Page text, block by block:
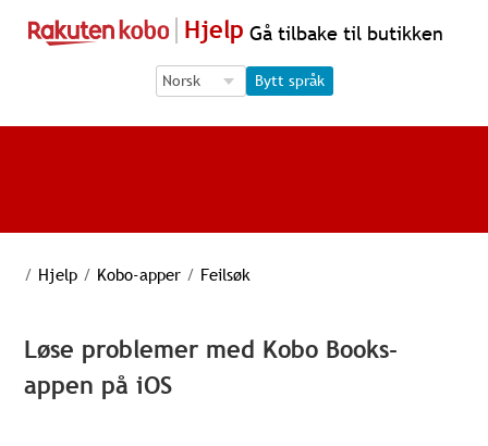
Hjelp Gå tilbake til butikken
Language Selection
Language Selection
Bytt språk
/ Hjelp / Kobo-apper / Feilsøk
Løse problemer med Kobo Books-
appen på iOS